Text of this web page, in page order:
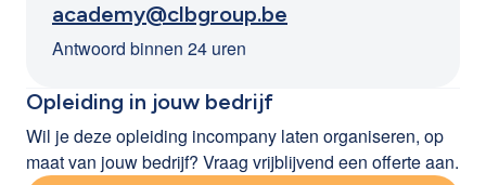
academy@clbgroup.be
Antwoord binnen 24 uren
Opleiding in jouw bedrijf
Wil je deze opleiding incompany laten organiseren, op
maat van jouw bedrijf? Vraag vrijblijvend een offerte aan.